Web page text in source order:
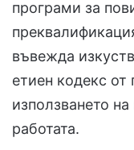
програми за
въвежда
етиен кодекс от
използването
работата.